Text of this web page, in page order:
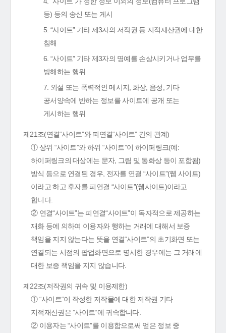
등) 등의 송신 또는 게시
5. “사이트” 기타 제3자의 저작권 등 지적재산권에 대한
침해
6. “사이트” 기타 제3자의 명예를 손상시키거나 업무를
방해하는 행위
7. 외설 또는 폭력적인 메시지, 화상, 음성, 기타
공서양속에 반하는 정보를 사이트에 공개 또는
게시하는 행위
제21조(연결“사이트”와 피연결“사이트” 간의 관계)
① 상위 “사이트”와 하위 “사이트”이 하이퍼링크(예:
하이퍼링크의 대상에는 문자, 그림 및 동화상 등이 포함됨)
방식 등으로 연결된 경우, 전자를 연결 “사이트”(웹 사이트)
이라고 하고 후자를 피연결 “사이트”(웹사이트)이라고
합니다.
② 연결“사이트”는 피연결“사이트”이 독자적으로 제공하는
재화 등에 의하여 이용자와 행하는 거래에 대해서 보증
책임을 지지 않는다는 뜻을 연결“사이트”의 초기화면 또는
연결되는 시점의 팝업화면으로 명시한 경우에는 그 거래에
대한 보증 책임을 지지 않습니다.
제22조(저작권의 귀속 및 이용제한)
① “사이트“이 작성한 저작물에 대한 저작권 기타
지적재산권은 ”사이트“에 귀속합니다.
② 이용자는 “사이트”를 이용함으로써 얻은 정보 중